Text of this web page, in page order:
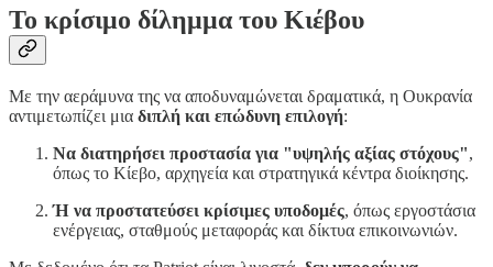
Το κρίσιμο δίλημμα του Κιέβου
Με την αεράμυνα της να αποδυναμώνεται δραματικά, η Ουκρανία
αντιμετωπίζει μια διπλή και επώδυνη επιλογή:
Να διατηρήσει προστασία για "υψηλής αξίας στόχους",
όπως το Κίεβο, αρχηγεία και στρατηγικά κέντρα διοίκησης.
Ή να προστατεύσει κρίσιμες υποδομές, όπως εργοστάσια
ενέργειας, σταθμούς μεταφοράς και δίκτυα επικοινωνιών.